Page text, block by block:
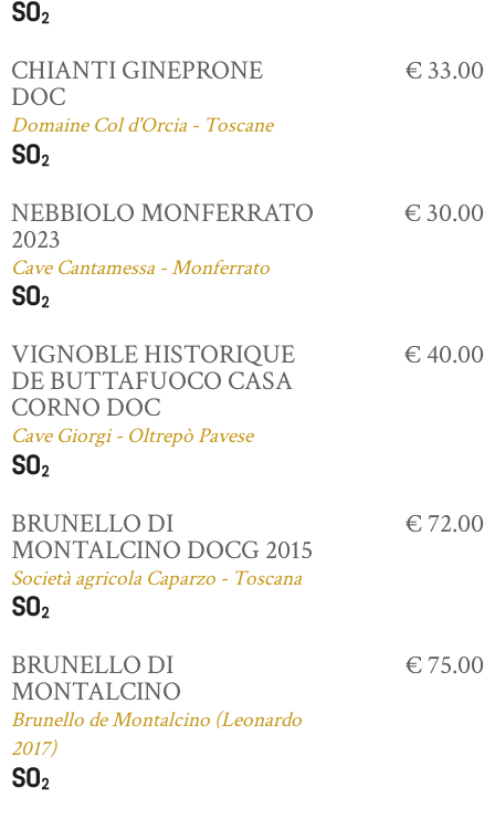
CHIANTI GINEPRONE
DOC
Domaine Col d'Orcia - Toscane
€ 33.00
NEBBIOLO MONFERRATO
2023
Cave Cantamessa - Monferrato
€ 30.00
VIGNOBLE HISTORIQUE
DE BUTTAFUOCO CASA
CORNO DOC
Cave Giorgi - Oltrepò Pavese
€ 40.00
BRUNELLO DI
MONTALCINO DOCG 2015
Società agricola Caparzo - Toscana
€ 72.00
BRUNELLO DI
MONTALCINO
Brunello de Montalcino (Leonardo
2017)
€ 75.00